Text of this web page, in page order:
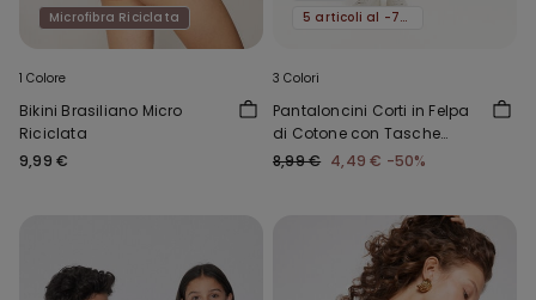
Microfibra Riciclata
1 Colore
Bikini Brasiliano Micro
Riciclata
9,99 €
5 articoli al -70%
3 Colori
Pantaloncini Corti in Felpa
di Cotone con Tasche
Bimbo
8,99 € 4,49 € -50%